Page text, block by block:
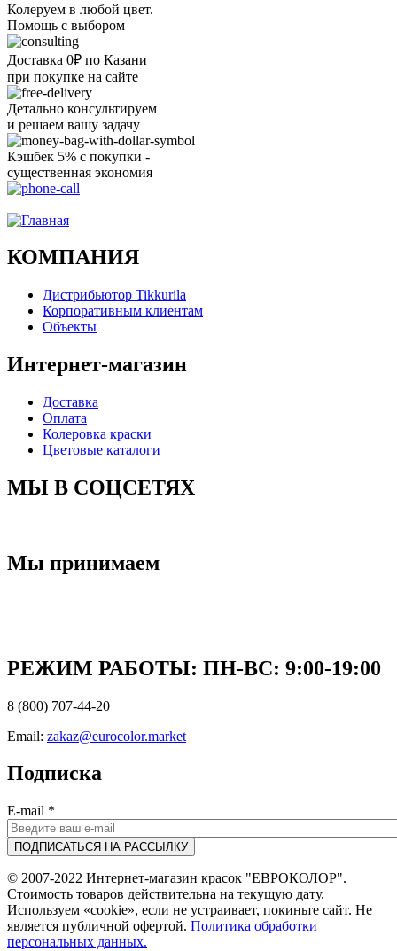
Колеруем в любой цвет.
Помощь с выбором
Доставка 0₽ по Казани
при покупке на сайте
Детально консультируем
и решаем вашу задачу
Кэшбек 5% с покупки -
существенная экономия
КОМПАНИЯ
Дистрибьютор Tikkurila
Корпоративным клиентам
Объекты
Интернет-магазин
Доставка
Оплата
Колеровка краски
Цветовые каталоги
МЫ В СОЦСЕТЯХ
Мы принимаем
РЕЖИМ РАБОТЫ: ПН-ВC: 9:00-19:00
8 (800) 707-44-20
Email: zakaz@eurocolor.market
Подписка
E-mail *
© 2007-2022 Интернет-магазин красок "ЕВРОКОЛОР".
Стоимость товаров действительна на текущую дату.
Используем «cookie», если не устраивает, покиньте сайт. Не
является публичной офертой. Политика обработки
персональных данных.